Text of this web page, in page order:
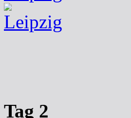
Tag 2